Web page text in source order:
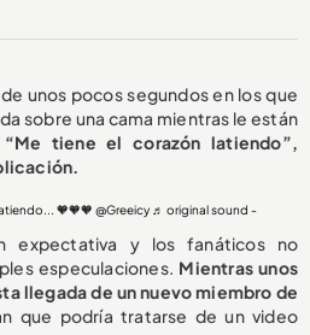
unos pocos segundos en los que
sobre una cama mientras le están
“Me tiene el corazón latiendo”,
🧡🧡🧡 @Greeicy ♬ original sound -
expectativa y los fanáticos no
especulaciones. Mientras unos
llegada de un nuevo miembro de
que podría tratarse de un video